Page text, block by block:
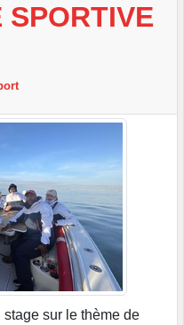
SPORTIVE
sur le thème de